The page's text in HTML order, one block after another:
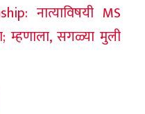
नात्याविषयी MS
म्हणाला, सगळ्या मुली